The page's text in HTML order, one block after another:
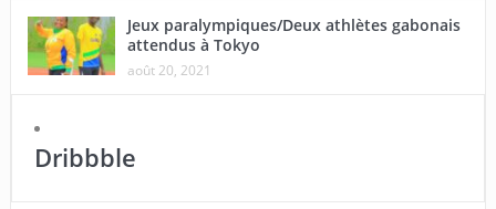
Jeux paralympiques/Deux athlètes gabonais
attendus à Tokyo
août 20, 2021
Dribbble